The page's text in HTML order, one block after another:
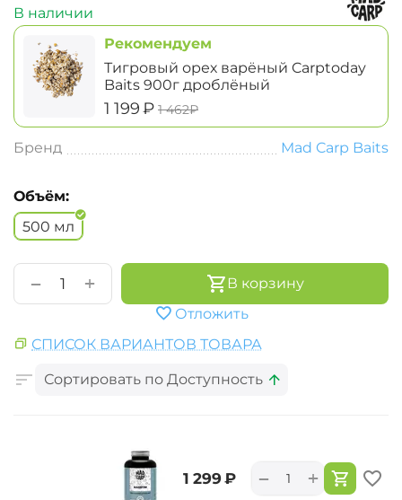
В наличии
Рекомендуем
Тигровый орех варёный Carptoday
Baits 900г дроблёный
‍1 199‍₽ ‍1 462‍₽
Бренд Mad Carp Baits
Объём:
500 мл
+
−
В корзину
Отложить
СПИСОК ВАРИАНТОВ ТОВАРА
Сортировать по Доступность
‍1 299‍ ₽ +
−